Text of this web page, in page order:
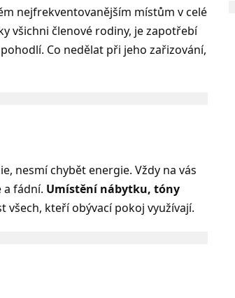
nejfrekventovanějším místům v celé
všichni členové rodiny, je zapotřebí
Co nedělat při jeho zařizování,
nesmí chybět energie. Vždy na vás
a fádní. Umístění nábytku, tóny
kteří obývací pokoj využívají.